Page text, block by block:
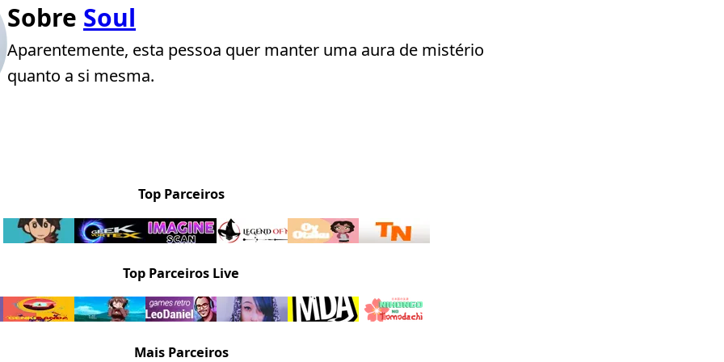
Sobre Soul
Aparentemente, esta pessoa quer manter uma aura de mistério
quanto a si mesma.
Top Parceiros
Top Parceiros Live
Mais Parceiros